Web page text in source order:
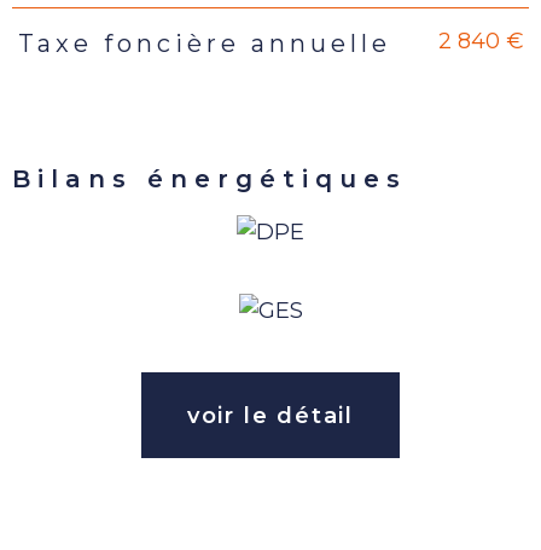
Taxe foncière annuelle 2 840 €
Bilans énergétiques
voir le détail